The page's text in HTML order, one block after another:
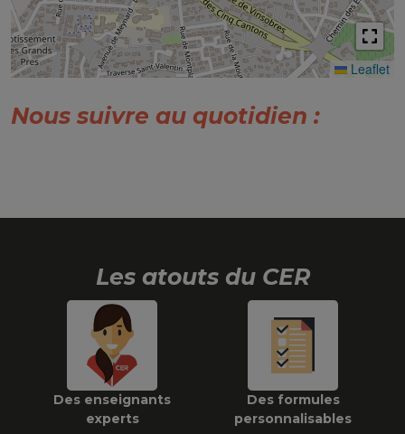
Leaflet
Nous suivre au quotidien :
Les atouts du CER
Des enseignants
experts
Des formules
personnalisables